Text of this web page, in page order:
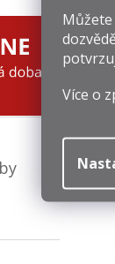
Můžete
Více o
V